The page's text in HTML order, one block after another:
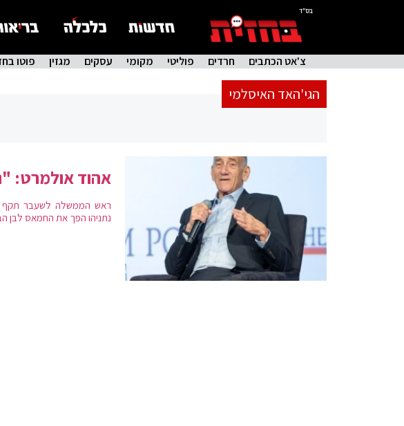
בס"ד
צ'אט הכתבים חרדים פוליטי מקומי עסקים מגזין פוטו
הגי'האד האיסלמי
אהוד אולמרט:
ראש הממשלה לשעבר תקף
נתניהו הפך את החמאס לבן